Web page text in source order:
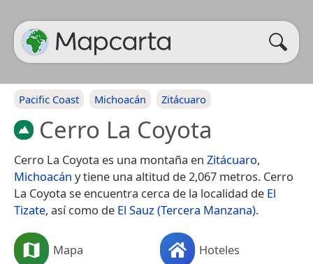
Pacific Coast Michoacán Zitácuaro
Cerro La Coyota
Cerro La Coyota es una montaña en Zitácuaro,
Michoacán y tiene una altitud de 2,067 metros. Cerro
La Coyota se encuentra cerca de la localidad de El
Tizate, así como de El Sauz (Tercera Manzana).
Mapa Hoteles